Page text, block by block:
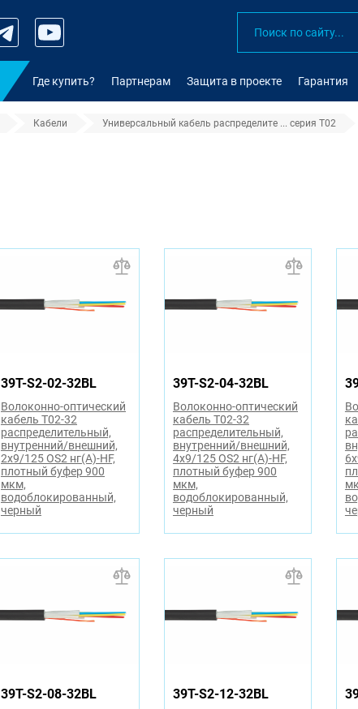
Где купить? Партнерам Защита в проекте Гарантия
Кабели Универсальный кабель распределите ... серия T02
39T-S2-02-32BL
Волоконно-оптический
кабель T02-32
распределительный,
внутренний/внешний,
2x9/125 OS2 нг(А)-HF,
плотный буфер 900
мкм,
водоблокированный,
черный
39T-S2-04-32BL
Волоконно-оптический
кабель T02-32
распределительный,
внутренний/внешний,
4x9/125 OS2 нг(А)-HF,
плотный буфер 900
мкм,
водоблокированный,
черный
39T-S2-08-32BL 39T-S2-12-32BL